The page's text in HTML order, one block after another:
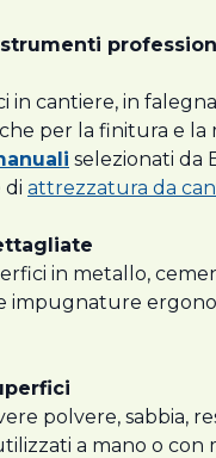
cantiere, in
per la finitura e
selezionati da
di attrezzatura da
in metallo,
impugnature
polvere, sabbia,
a mano o con